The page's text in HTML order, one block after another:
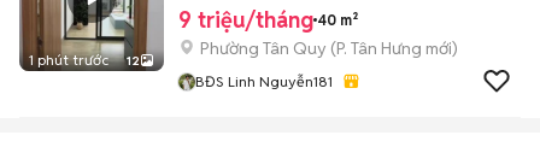
1 phút trước 12
9 triệu/tháng 40 m²
Phường Tân Quy (P. Tân Hưng mới)
BĐS Linh Nguyễn181